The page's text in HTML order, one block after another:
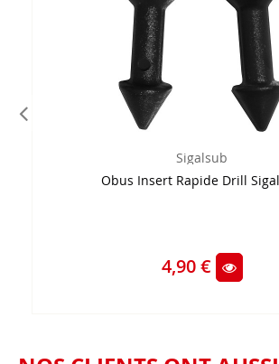
Sigalsub
Obus Insert Rapide Drill
4,90 €